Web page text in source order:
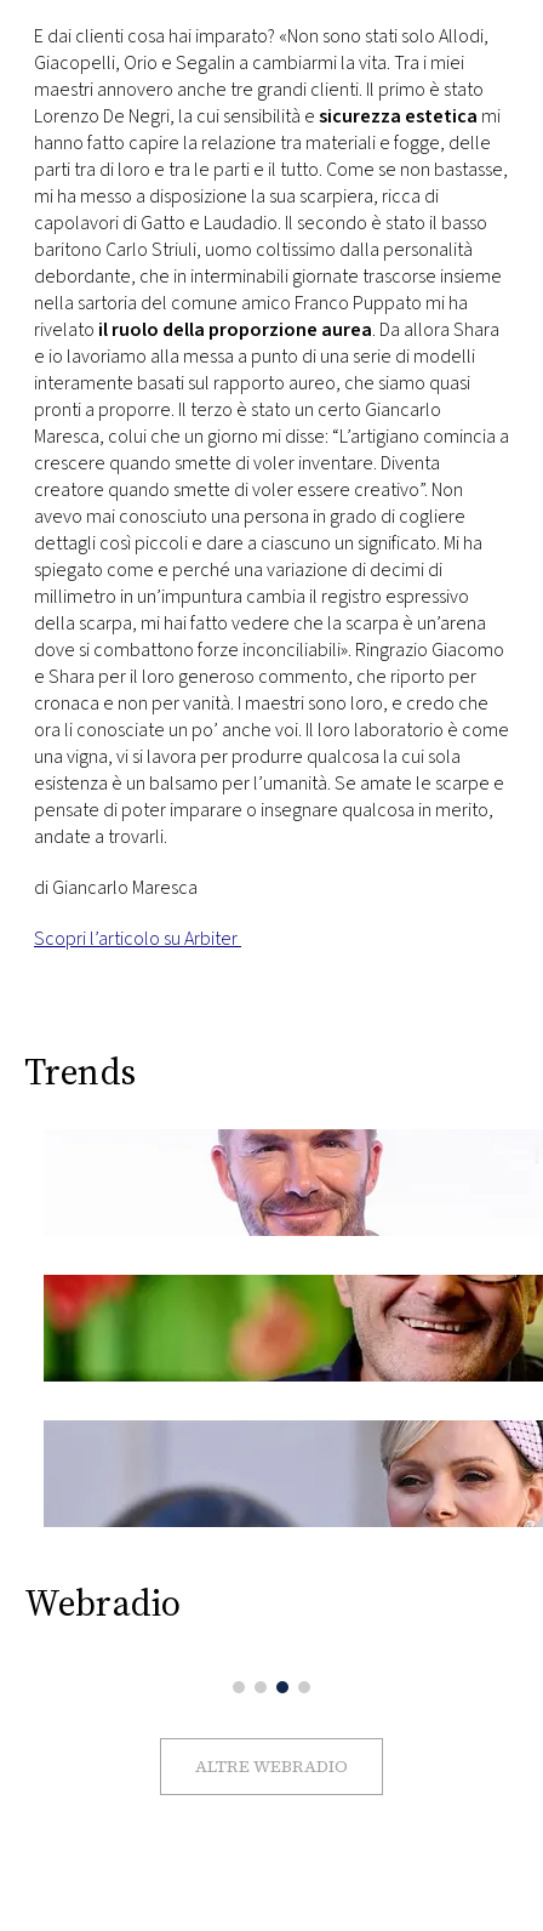
E dai clienti cosa hai imparato? «Non sono stati solo Allodi,
Giacopelli, Orio e Segalin a cambiarmi la vita. Tra i miei
maestri annovero anche tre grandi clienti. Il primo è stato
Lorenzo De Negri, la cui sensibilità esicurezza estetica mi
hanno fatto capire la relazione tra materiali e fogge, delle
parti tra di loro e tra le parti e il tutto. Come se non bastasse,
mi ha messo a disposizione la sua scarpiera, ricca di
capolavori di Gatto e Laudadio. Il secondo è stato il basso
baritono Carlo Striuli, uomo coltissimo dalla personalità
debordante, che in interminabili giornate trascorse insieme
nella sartoria del comune amico Franco Puppato mi ha
rivelato il ruolo della proporzione aurea. Da allora Shara
e io lavoriamo alla messa a punto di una serie di modelli
interamente basati sul rapporto aureo, che siamo quasi
pronti a proporre. Il terzo è stato un certo Giancarlo
Maresca, colui che un giorno mi disse: “L’artigiano comincia a
crescere quando smette di voler inventare. Diventa
creatore quando smette di voler essere creativo”. Non
avevo mai conosciuto una persona in grado di cogliere
dettagli così piccoli e dare a ciascuno un significato. Mi ha
spiegato come e perché una variazione di decimi di
millimetro in un’impuntura cambia il registro espressivo
della scarpa, mi hai fatto vedere che la scarpa è un’arena
dove si combattono forze inconciliabili». Ringrazio Giacomo
e Shara per il loro generoso commento, che riporto per
cronaca e non per vanità. I maestri sono loro, e credo che
ora li conosciate un po’ anche voi. Il loro laboratorio è come
una vigna, vi si lavora per produrre qualcosa la cui sola
esistenza è un balsamo per l’umanità. Se amate le scarpe e
pensate di poter imparare o insegnare qualcosa in merito,
andate a trovarli.
di Giancarlo Maresca
Scopri l’articolo su Arbiter
Trends
Webradio
ALTRE WEBRADIO